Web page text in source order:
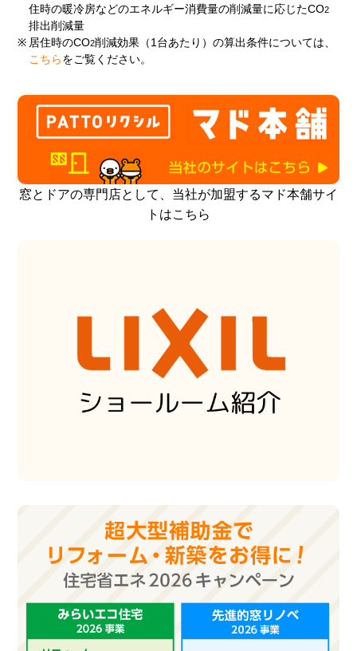
住時の暖冷房などのエネルギー消費量の削減量に応じたCO2
排出削減量
※ 居住時のCO2削減効果（1台あたり）の算出条件については、
こちら をご覧ください。
窓とドアの専門店として、当社が加盟するマド本舗サイ
トはこちら